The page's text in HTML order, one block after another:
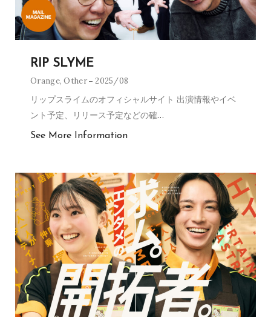
RIP SLYME
Orange,Other 2025/08
リップスライムのオフィシャルサイト 出演情報やイベ
ント予定、リリース予定などの確…
See More Information